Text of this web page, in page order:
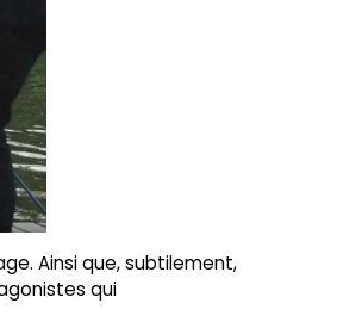
Ainsi que, subtilement,
qui